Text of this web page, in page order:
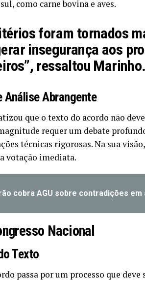
como carne bovina e aves.
foram tornados
insegurança aos
ressaltou Marinho.
Análise Abrangente
que o texto do acordo não
requer um debate
técnicas rigorosas. Na sua
votação imediata.
cobra AGU sobre contradições
Nacional
Texto
passa por um processo que